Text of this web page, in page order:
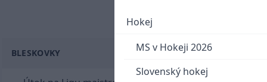
Hokej
MS v Hokeji 2026
Slovenský hokej
BLESKOVKY